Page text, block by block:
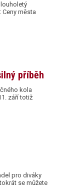
města
příběh
kola
září totiž
pro diváky
se můžete